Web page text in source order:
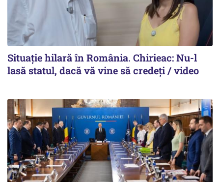
Situație hilară în România. Chirieac: Nu-l
lasă statul, dacă vă vine să credeți / video